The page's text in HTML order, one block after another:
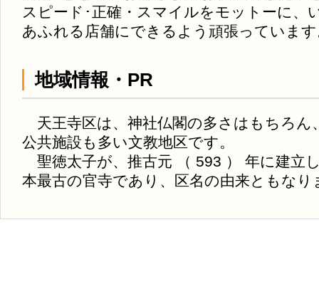
スピード･正確・スマイルをモットーに、
あふれる店舗にできるよう頑張っていま
地域情報・PR
天王寺区は、神社仏閣の多さはもちろん
公共施設も多い文教地区です。
聖徳太子が、推古元 （ 593 ） 年に建立
本最古の官寺であり、区名の由来ともなり